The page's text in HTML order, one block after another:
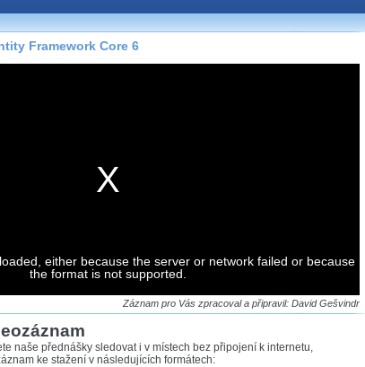
můžete pohodlně sledovat
našehoHTML 5nebo
stahování vybraných
historicky uložené
pro stahování,
Framework Core 6
either because the server or network failed or because
the format is not supported.
Záznam pro Vás zpracoval a připravil: David Gešvindr
naše přednášky sledovat i v místech bez připojení k internetu,
ke stažení v následujících formátech: